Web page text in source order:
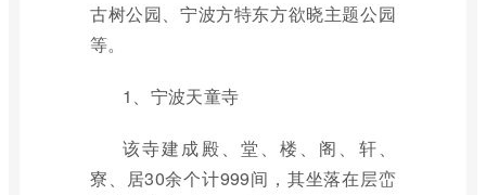
古树公园、宁波方特东方欲晓主题公园
等。
1、宁波天童寺
该寺建成殿、堂、楼、阁、轩、
寮、居30余个计999间，其坐落在层峦